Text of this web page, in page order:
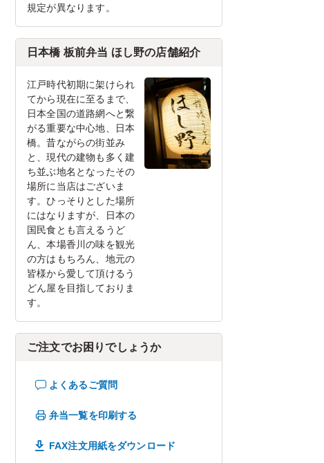
規定が異なります。
日本橋 板前弁当 ほし野の店舗紹介
江戸時代初期に架けられ
てから現在に至るまで、
日本全国の道路網へと繋
がる重要な中心地、日本
橋。昔ながらの街並み
と、現代の建物も多く建
ち並ぶ地名となったその
場所に当店はございま
す。ひっそりとした場所
にはなりますが、日本の
国民食とも言えるうど
ん、本場香川の味を観光
の方はもちろん、地元の
皆様から愛して頂けるう
どん屋を目指しておりま
す。
ご注文でお困りでしょうか
よくあるご質問
弁当一覧を印刷する
FAX注文用紙をダウンロード